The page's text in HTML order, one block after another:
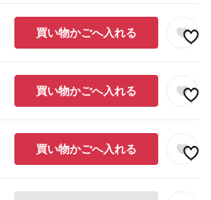
買い物かごへ入れる
買い物かごへ入れる
買い物かごへ入れる